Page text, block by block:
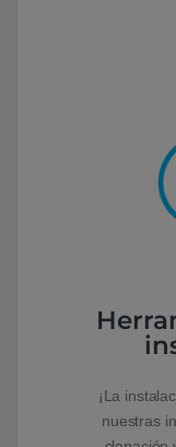
¡La
nuestras